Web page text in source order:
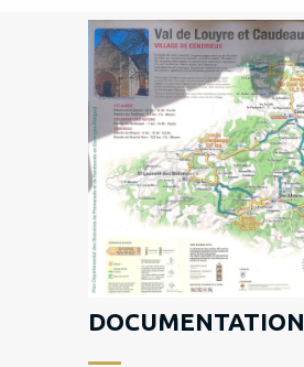
DOCUMENTATION